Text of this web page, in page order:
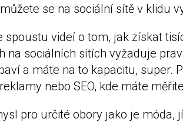
se na sociální sítě v klidu
spoustu videí o tom, jak získat
na sociálních sítích vyžaduje
a máte na to kapacitu, super.
nebo SEO, kde máte
pro určité obory jako je móda,